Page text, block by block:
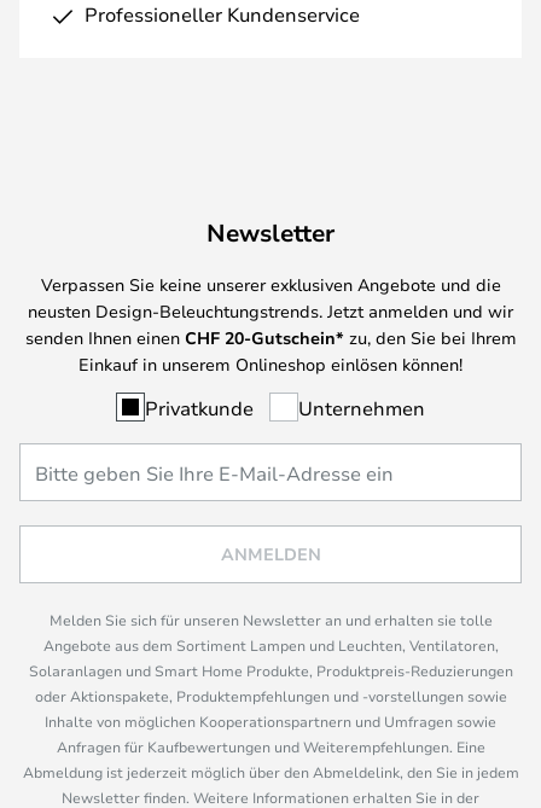
Professioneller Kundenservice
Newsletter
Verpassen Sie keine unserer exklusiven Angebote und die
neusten Design-Beleuchtungstrends. Jetzt anmelden und wir
senden Ihnen einen CHF 20-Gutschein* zu, den Sie bei Ihrem
Einkauf in unserem Onlineshop einlösen können!
Privatkunde Unternehmen
ANMELDEN
Melden Sie sich für unseren Newsletter an und erhalten sie tolle
Angebote aus dem Sortiment Lampen und Leuchten, Ventilatoren,
Solaranlagen und Smart Home Produkte, Produktpreis-Reduzierungen
oder Aktionspakete, Produktempfehlungen und -vorstellungen sowie
Inhalte von möglichen Kooperationspartnern und Umfragen sowie
Anfragen für Kaufbewertungen und Weiterempfehlungen. Eine
Abmeldung ist jederzeit möglich über den Abmeldelink, den Sie in jedem
Newsletter finden. Weitere Informationen erhalten Sie in der